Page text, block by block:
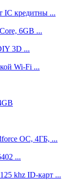
IC кредитны ...
6GB ...
3D ...
Wi-Fi ...
OC, 4ГБ, ...
...
khz ID-карт ...